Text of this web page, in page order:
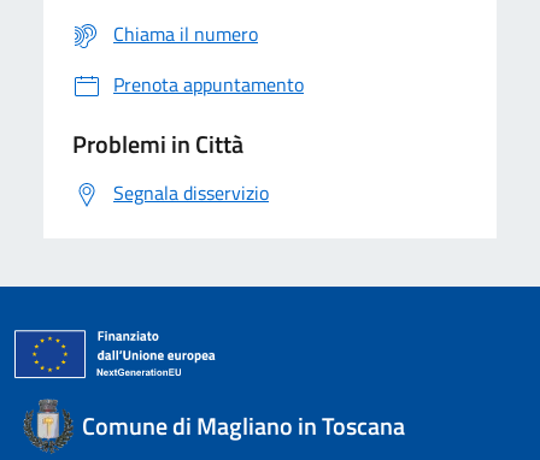
Chiama il numero
Prenota appuntamento
Problemi in Città
Segnala disservizio
Comune di Magliano in Toscana